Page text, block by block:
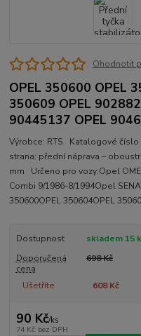
Ohodnotit
OPEL 350600 OPEL
350609 OPEL
90445137 OPEL
Výrobce: RTS Katalogové
strana: přední náprava –
mm Určeno pro vozy:Opel
Combi 9/1986-8/1994Opel
350600OPEL 350604OPEL
Dostupnost
skladem 15
Doporučená
cena
698 Kč
Ušetříte 608 Kč
90 Kč/ks
74 Kč bez DPH